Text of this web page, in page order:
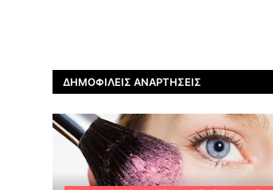
ΔΗΜΟΦΙΛΕΊΣ ΑΝΑΡΤΉΣΕΙΣ